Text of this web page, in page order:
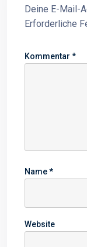
Deine E-Mail-
Erforderliche
Kommentar *
Name*
Website